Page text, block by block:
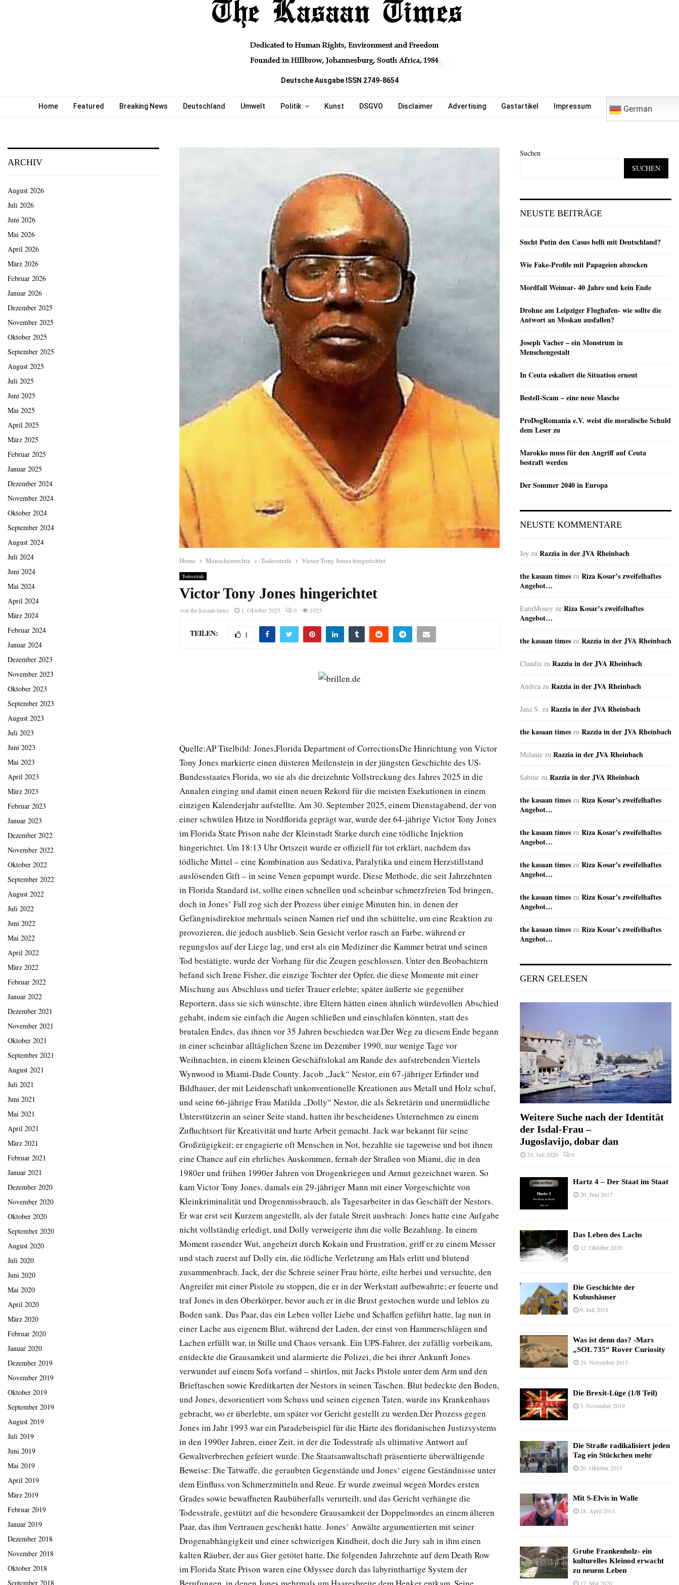
Deutsche Ausgabe ISSN 2749-8654
Home Featured Breaking News Deutschland Umwelt Politik Kunst DSGVO Disclaimer Advertising Gastartikel Impressum German
Home Menschenrechte Todesstrafe Victor Tony Jones hingerichtet
Todesstrafe
Victor Tony Jones hingerichtet
von the kasaan times 1. Oktober 2025 0 1025
TEILEN: 1
Quelle:AP Titelbild: Jones,Florida Department of CorrectionsDie Hinrichtung von Victor
Tony Jones markierte einen düsteren Meilenstein in der jüngsten Geschichte des US-
Bundesstaates Florida, wo sie als die dreizehnte Vollstreckung des Jahres 2025 in die
Annalen einging und damit einen neuen Rekord für die meisten Exekutionen in einem
einzigen Kalenderjahr aufstellte. Am 30. September 2025, einem Dienstagabend, der von
einer schwülen Hitze in Nordflorida geprägt war, wurde der 64-jährige Victor Tony Jones
im Florida State Prison nahe der Kleinstadt Starke durch eine tödliche Injektion
hingerichtet. Um 18:13 Uhr Ortszeit wurde er offiziell für tot erklärt, nachdem das
tödliche Mittel – eine Kombination aus Sedativa, Paralytika und einem Herzstillstand
auslösenden Gift – in seine Venen gepumpt wurde. Diese Methode, die seit Jahrzehnten
in Florida Standard ist, sollte einen schnellen und scheinbar schmerzfreien Tod bringen,
doch in Jones‘ Fall zog sich der Prozess über einige Minuten hin, in denen der
Gefängnisdirektor mehrmals seinen Namen rief und ihn schüttelte, um eine Reaktion zu
provozieren, die jedoch ausblieb. Sein Gesicht verlor rasch an Farbe, während er
regungslos auf der Liege lag, und erst als ein Mediziner die Kammer betrat und seinen
Tod bestätigte, wurde der Vorhang für die Zeugen geschlossen. Unter den Beobachtern
befand sich Irene Fisher, die einzige Tochter der Opfer, die diese Momente mit einer
Mischung aus Abschluss und tiefer Trauer erlebte; später äußerte sie gegenüber
Reportern, dass sie sich wünschte, ihre Eltern hätten einen ähnlich würdevollen Abschied
gehabt, indem sie einfach die Augen schließen und einschlafen könnten, statt des
brutalen Endes, das ihnen vor 35 Jahren beschieden war.Der Weg zu diesem Ende begann
in einer scheinbar alltäglichen Szene im Dezember 1990, nur wenige Tage vor
Weihnachten, in einem kleinen Geschäftslokal am Rande des aufstrebenden Viertels
Wynwood in Miami-Dade County. Jacob „Jack“ Nestor, ein 67-jähriger Erfinder und
Bildhauer, der mit Leidenschaft unkonventionelle Kreationen aus Metall und Holz schuf,
und seine 66-jährige Frau Matilda „Dolly“ Nestor, die als Sekretärin und unermüdliche
Unterstützerin an seiner Seite stand, hatten ihr bescheidenes Unternehmen zu einem
Zufluchtsort für Kreativität und harte Arbeit gemacht. Jack war bekannt für seine
Großzügigkeit; er engagierte oft Menschen in Not, bezahlte sie tageweise und bot ihnen
eine Chance auf ein ehrliches Auskommen, fernab der Straßen von Miami, die in den
1980er und frühen 1990er Jahren von Drogenkriegen und Armut gezeichnet waren. So
kam Victor Tony Jones, damals ein 29-jähriger Mann mit einer Vorgeschichte von
Kleinkriminalität und Drogenmissbrauch, als Tagesarbeiter in das Geschäft der Nestors.
Er war erst seit Kurzem angestellt, als der fatale Streit ausbrach: Jones hatte eine Aufgabe
nicht vollständig erledigt, und Dolly verweigerte ihm die volle Bezahlung. In einem
Moment rasender Wut, angeheizt durch Kokain und Frustration, griff er zu einem Messer
und stach zuerst auf Dolly ein, die tödliche Verletzung am Hals erlitt und blutend
zusammenbrach. Jack, der die Schreie seiner Frau hörte, eilte herbei und versuchte, den
Angreifer mit einer Pistole zu stoppen, die er in der Werkstatt aufbewahrte; er feuerte und
traf Jones in den Oberkörper, bevor auch er in die Brust gestochen wurde und leblos zu
Boden sank. Das Paar, das ein Leben voller Liebe und Schaffen geführt hatte, lag nun in
einer Lache aus eigenem Blut, während der Laden, der einst von Hammerschlägen und
Lachen erfüllt war, in Stille und Chaos versank. Ein UPS-Fahrer, der zufällig vorbeikam,
entdeckte die Grausamkeit und alarmierte die Polizei, die bei ihrer Ankunft Jones
verwundet auf einem Sofa vorfand – shirtlos, mit Jacks Pistole unter dem Arm und den
Brieftaschen sowie Kreditkarten der Nestors in seinen Taschen. Blut bedeckte den Boden,
und Jones, desorientiert vom Schuss und seinen eigenen Taten, wurde ins Krankenhaus
gebracht, wo er überlebte, um später vor Gericht gestellt zu werden.Der Prozess gegen
Jones im Jahr 1993 war ein Paradebeispiel für die Härte des floridanischen Justizsystems
in den 1990er Jahren, einer Zeit, in der die Todesstrafe als ultimative Antwort auf
Gewaltverbrechen gefeiert wurde. Die Staatsanwaltschaft präsentierte überwältigende
Beweise: Die Tatwaffe, die geraubten Gegenstände und Jones‘ eigene Geständnisse unter
dem Einfluss von Schmerzmitteln und Reue. Er wurde zweimal wegen Mordes ersten
Grades sowie bewaffneten Raubüberfalls verurteilt, und das Gericht verhängte die
Todesstrafe, gestützt auf die besondere Grausamkeit der Doppelmordes an einem älteren
Paar, das ihm Vertrauen geschenkt hatte. Jones‘ Anwälte argumentierten mit seiner
Drogenabhängigkeit und einer schwierigen Kindheit, doch die Jury sah in ihm einen
kalten Räuber, der aus Gier getötet hatte. Die folgenden Jahrzehnte auf dem Death Row
im Florida State Prison waren eine Odyssee durch das labyrinthartige System der
ARCHIV
August 2026
Juli 2026
Juni 2026
Mai 2026
April 2026
März 2026
Februar 2026
Januar 2026
Dezember 2025
November 2025
Oktober 2025
September 2025
August 2025
Juli 2025
Juni 2025
Mai 2025
April 2025
März 2025
Februar 2025
Januar 2025
Dezember 2024
November 2024
Oktober 2024
September 2024
August 2024
Juli 2024
Juni 2024
Mai 2024
April 2024
März 2024
Februar 2024
Januar 2024
Dezember 2023
November 2023
Oktober 2023
September 2023
August 2023
Juli 2023
Juni 2023
Mai 2023
April 2023
März 2023
Februar 2023
Januar 2023
Dezember 2022
November 2022
Oktober 2022
September 2022
August 2022
Juli 2022
Juni 2022
Mai 2022
April 2022
März 2022
Februar 2022
Januar 2022
Dezember 2021
November 2021
Oktober 2021
September 2021
August 2021
Juli 2021
Juni 2021
Mai 2021
April 2021
März 2021
Februar 2021
Januar 2021
Dezember 2020
November 2020
Oktober 2020
September 2020
August 2020
Juli 2020
Juni 2020
Mai 2020
April 2020
März 2020
Februar 2020
Januar 2020
Dezember 2019
November 2019
Oktober 2019
September 2019
August 2019
Juli 2019
Juni 2019
Mai 2019
April 2019
März 2019
Februar 2019
Januar 2019
Dezember 2018
November 2018
Oktober 2018
September 2018
Suchen
SUCHEN
NEUSTE BEITRÄGE
Sucht Putin den Casus belli mit Deutschland?
Wie Fake-Profile mit Papageien abzocken
Mordfall Weimar- 40 Jahre und kein Ende
Drohne am Leipziger Flughafen- wie sollte die
Antwort an Moskau ausfallen?
Joseph Vacher – ein Monstrum in
Menschengestalt
In Ceuta eskaliert die Situation erneut
Bestell-Scam – eine neue Masche
ProDogRomania e.V. weist die moralische Schuld
dem Leser zu
Marokko muss für den Angriff auf Ceuta
bestraft werden
Der Sommer 2040 in Europa
NEUSTE KOMMENTARE
Joy zu Razzia in der JVA Rheinbach
the kasaan times zu Riza Kosar’s zweifelhaftes
Angebot…
EarnMoney zu Riza Kosar’s zweifelhaftes
Angebot…
the kasaan times zu Razzia in der JVA Rheinbach
Claudia zu Razzia in der JVA Rheinbach
Andrea zu Razzia in der JVA Rheinbach
Jana S. zu Razzia in der JVA Rheinbach
the kasaan times zu Razzia in der JVA Rheinbach
Melanie zu Razzia in der JVA Rheinbach
Sabine zu Razzia in der JVA Rheinbach
the kasaan times zu Riza Kosar’s zweifelhaftes
Angebot…
the kasaan times zu Riza Kosar’s zweifelhaftes
Angebot…
the kasaan times zu Riza Kosar’s zweifelhaftes
Angebot…
the kasaan times zu Riza Kosar’s zweifelhaftes
Angebot…
the kasaan times zu Riza Kosar’s zweifelhaftes
Angebot…
GERN GELESEN
Weitere Suche nach der Identität
der Isdal-Frau –
Jugoslavijo, dobar dan
24. Juli 2020 0
Hartz 4 – Der Staat im Staat
20. Juni 2017
Das Leben des Lachs
12. Oktober 2020
Die Geschichte der
Kubushäuser
9. Juli 2018
Was ist denn das? -Mars
„SOL 735“ Rover Curiosity
24. November 2015
Die Brexit-Lüge (1/8 Teil)
3. November 2019
Die Straße radikalisiert jeden
Tag ein Stückchen mehr
26. Oktober 2015
Mit S-Elvis in Walle
18. April 2011
Grube Frankenholz- ein
kulturelles Kleinod erwacht
zu neuem Leben
17. Mai 2020